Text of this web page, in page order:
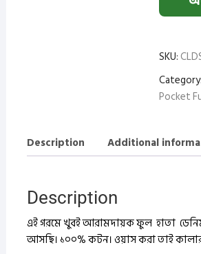
SKU:
Pocket
Description Additional
Description
এই গরমে খুবই আরামদায়ক ফুল হাতা
আসছি। ১০০% কটন।ওয়াস করা তাই